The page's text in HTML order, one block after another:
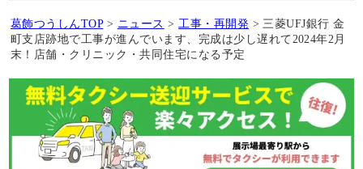
葛飾つうしんTOP > ニュース > 工事・再開発 > 三菱UFJ銀行 金
町支店跡地で工事が進んでいます、完成は少し遅れて2024年2月
末！店舗・クリニック・共同住宅になる予定